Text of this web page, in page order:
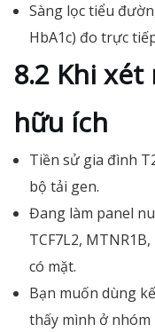
Sàng lọc tiểu
HbA1c) đo trực
8.2 Khi
hữu ích
Tiền sử gia đình
bộ tải gen.
Đang làm panel
TCF7L2,
có mặt.
Bạn muốn dùng
thấy mình ở nhóm